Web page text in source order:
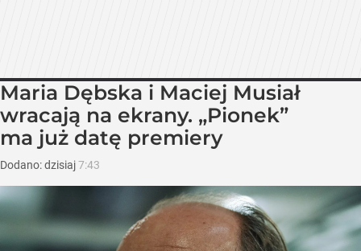
Maria Dębska i Maciej Musiał
wracają na ekrany. „Pionek”
ma już datę premiery
Dodano:dzisiaj7:43